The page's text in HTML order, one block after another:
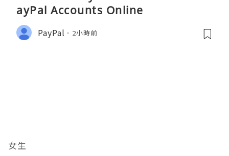
ayPal Accounts Online
PayPal 2小時前
女生